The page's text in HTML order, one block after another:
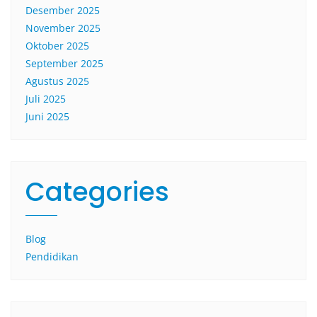
Desember 2025
November 2025
Oktober 2025
September 2025
Agustus 2025
Juli 2025
Juni 2025
Categories
Blog
Pendidikan